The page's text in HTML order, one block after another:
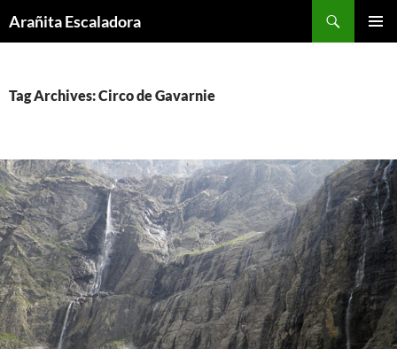
toArañita Escaladora
Tag Archives: Circo de Gavarnie